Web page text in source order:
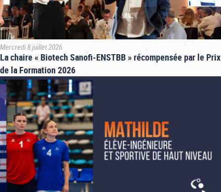
Mercredi 8 juillet 2026
La chaire « Biotech Sanofi-ENSTBB » récompensée par le Prix
de la Formation 2026